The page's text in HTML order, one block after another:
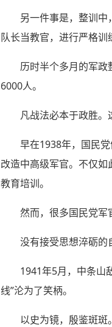
另一件事是，整训
队长当教官，进行严格训
历时半个多月的军
6000人。
凡战法必本于政胜。
早在1938年，国民
改造中高级军官。不仅
教育培训。
然而，很多国民党
没有接受思想淬砺的
1941年5月，中条山
线”沦为了笑柄。
以史为镜，殷鉴斑